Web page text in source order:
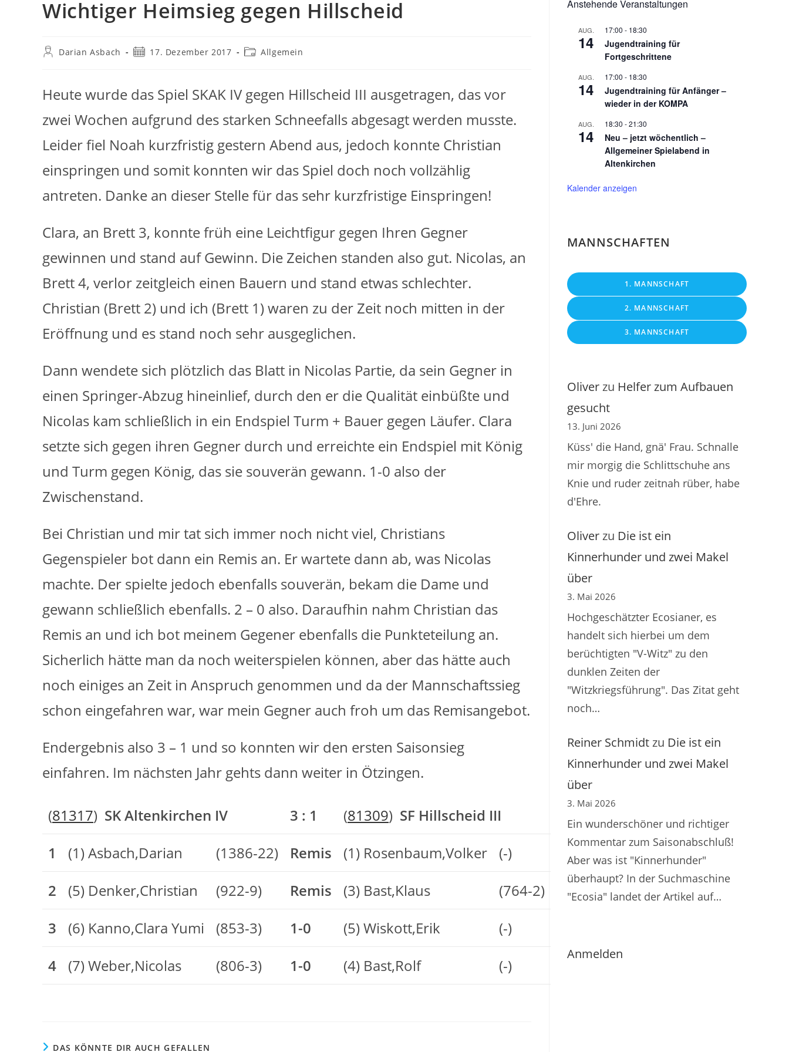
Wichtiger Heimsieg gegen Hillscheid
Beitrags-
Darian Asbach
Beitrag17. Dezember 2017
Beitrags-
Allgemein
Heute wurde das Spiel SKAK IV gegen Hillscheid III ausgetragen, das vor
zwei Wochen aufgrund des starken Schneefalls abgesagt werden musste.
Leider fiel Noah kurzfristig gestern Abend aus, jedoch konnte Christian
einspringen und somit konnten wir das Spiel doch noch vollzählig
antreten. Danke an dieser Stelle für das sehr kurzfristige Einspringen!
Clara, an Brett 3, konnte früh eine Leichtfigur gegen Ihren Gegner
gewinnen und stand auf Gewinn. Die Zeichen standen also gut. Nicolas, an
Brett 4, verlor zeitgleich einen Bauern und stand etwas schlechter.
Christian (Brett 2) und ich (Brett 1) waren zu der Zeit noch mitten in der
Eröffnung und es stand noch sehr ausgeglichen.
Dann wendete sich plötzlich das Blatt in Nicolas Partie, da sein Gegner in
einen Springer-Abzug hineinlief, durch den er die Qualität einbüßte und
Nicolas kam schließlich in ein Endspiel Turm + Bauer gegen Läufer. Clara
setzte sich gegen ihren Gegner durch und erreichte ein Endspiel mit König
und Turm gegen König, das sie souverän gewann. 1-0 also der
Zwischenstand.
Bei Christian und mir tat sich immer noch nicht viel, Christians
Gegenspieler bot dann ein Remis an. Er wartete dann ab, was Nicolas
machte. Der spielte jedoch ebenfalls souverän, bekam die Dame und
gewann schließlich ebenfalls. 2 – 0 also. Daraufhin nahm Christian das
Remis an und ich bot meinem Gegener ebenfalls die Punkteteilung an.
Sicherlich hätte man da noch weiterspielen können, aber das hätte auch
noch einiges an Zeit in Anspruch genommen und da der Mannschaftssieg
schon eingefahren war, war mein Gegner auch froh um das Remisangebot.
Endergebnis also 3 – 1 und so konnten wir den ersten Saisonsieg
einfahren. Im nächsten Jahr gehts dann weiter in Ötzingen.
(81317) SK Altenkirchen IV 3 : 1 (81309) SF Hillscheid III
1
(1) Asbach,Darian (1386-22) Remis (1) Rosenbaum,Volker
(-)
2
(5) Denker,Christian (922-9) Remis (3) Bast,Klaus
(764-2)
3
(6) Kanno,Clara Yumi (853-3) 1-0 (5) Wiskott,Erik
(-)
4
(7) Weber,Nicolas (806-3) 1-0 (4) Bast,Rolf (-)
DAS KÖNNTE DIR AUCH GEFALLEN
Anstehende Veranstaltungen
AUG.
14
17:00 - 18:30
Jugendtraining für
Fortgeschrittene
AUG.
14
17:00 - 18:30
Jugendtraining für Anfänger –
wieder in der KOMPA
AUG.
14
18:30 -21:30
Neu – jetzt wöchentlich –
Allgemeiner Spielabend in
Altenkirchen
Kalender anzeigen
MANNSCHAFTEN
1. MANNSCHAFT
2. MANNSCHAFT
3. MANNSCHAFT
Oliverzu Helfer zum Aufbauen
gesucht
13. Juni 2026
Küss' die Hand, gnä' Frau. Schnalle
mir morgig die Schlittschuhe ans
Knie und ruder zeitnah rüber, habe
d'Ehre.
Oliverzu Die ist ein
Kinnerhunder und zwei Makel
über
3. Mai 2026
Hochgeschätzter Ecosianer, es
handelt sich hierbei um dem
berüchtigten "V-Witz" zu den
dunklen Zeiten der
"Witzkriegsführung". Das Zitat geht
noch…
Reiner Schmidtzu Die ist ein
Kinnerhunder und zwei Makel
über
3. Mai 2026
Ein wunderschöner und richtiger
Kommentar zum Saisonabschluß!
Aber was ist "Kinnerhunder"
überhaupt? In der Suchmaschine
"Ecosia" landet der Artikel auf…
Anmelden